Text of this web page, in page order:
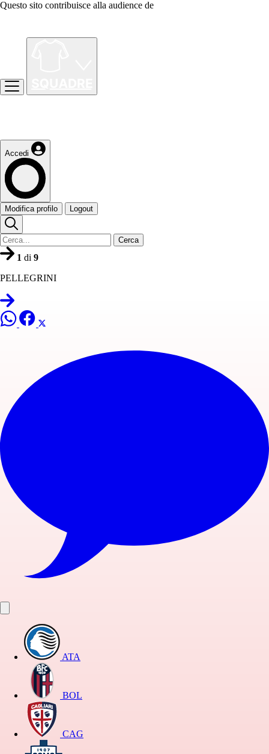
Questo sito contribuisce alla audience de
Accedi
Modifica profilo Logout
Cerca
1 di 9
PELLEGRINI
ATA
BOL
CAG